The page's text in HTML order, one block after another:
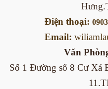
Điện thoại:
Email:
Văn
Số 1 Đường số 8 Cư Xá